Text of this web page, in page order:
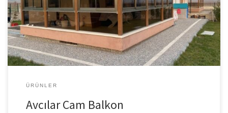
ölçü ve malzeme seçenekleri ile uygulanır ve uzman ekiplerce
keşif sonrası montaj yapılması önerilir. Avcılar Giyotin Cam Balkon
Hizmeti Giyotin Cam Balkon Sistemleri – […]
ÜRÜNLER
Avcılar Cam Balkon